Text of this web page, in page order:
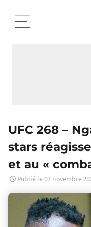
contenu
UFC 268 –
stars
et au «
Publié le 07 novembre